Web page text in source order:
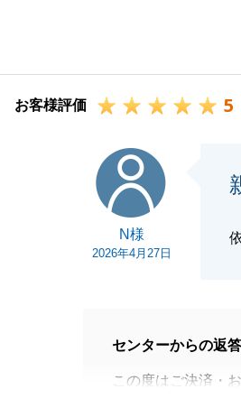
新居でのご生活が
お客様評価 5
N様
2026年4月27日
センターからの返答
この度はご決済・